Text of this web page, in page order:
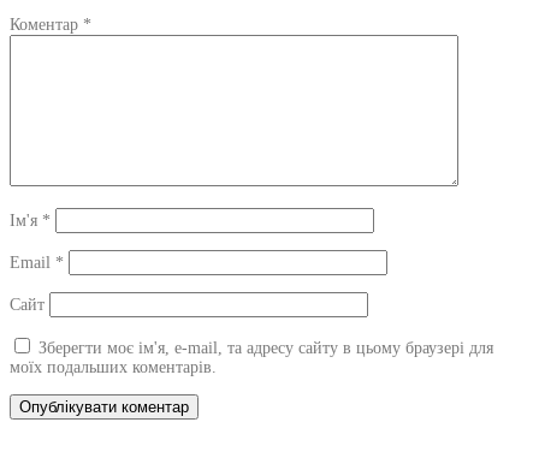
Коментар *
Ім'я *
Email *
Сайт
Зберегти моє ім'я, e-mail, та адресу сайту в цьому браузері для
моїх подальших коментарів.